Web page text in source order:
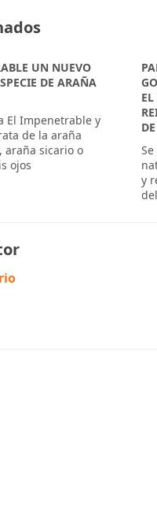
UN NUEVO
DE ARAÑA
El Impenetrable y
de la araña
araña sicario o
ojos
y